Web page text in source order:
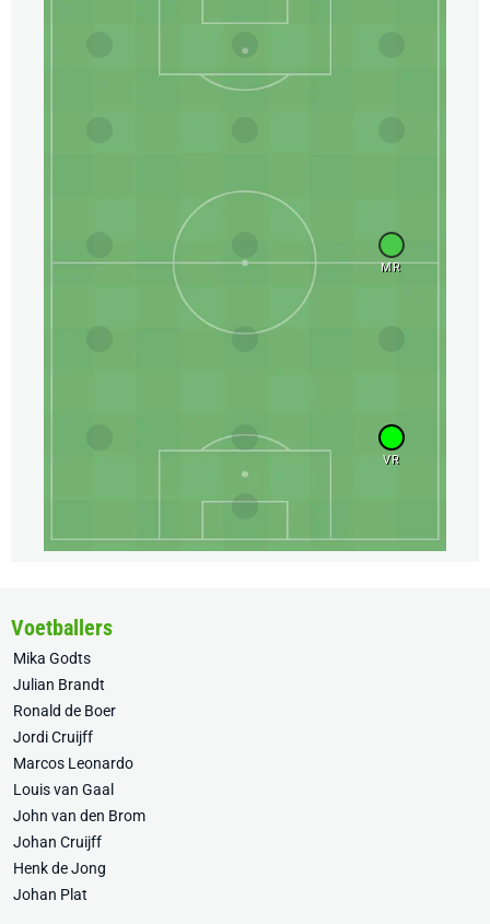
MR
VR
Voetballers
Mika Godts
Julian Brandt
Ronald de Boer
Jordi Cruijff
Marcos Leonardo
Louis van Gaal
John van den Brom
Johan Cruijff
Henk de Jong
Johan Plat